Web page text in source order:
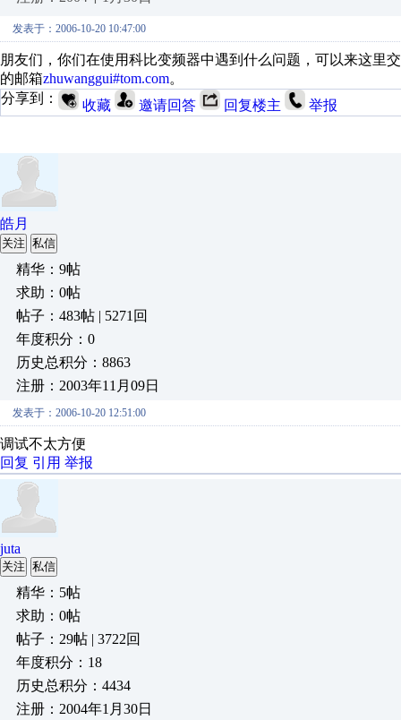
发表于：2006-10-20 10:47:00
朋友们，你们在使用科比变频器中遇到什么问题，可以来这里
的邮箱zhuwanggui#tom.com。
分享到：
收藏 邀请回答 回复楼主 举报
皓月
关注 私信
精华：9帖
求助：0帖
帖子：483帖 | 5271回
年度积分：0
历史总积分：8863
注册：2003年11月09日
发表于：2006-10-20 12:51:00
调试不太方便
回复 引用 举报
juta
关注 私信
精华：5帖
求助：0帖
帖子：29帖 | 3722回
年度积分：18
历史总积分：4434
注册：2004年1月30日